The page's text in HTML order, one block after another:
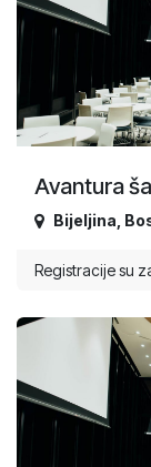
Avantura
Bijeljina
Registracije su